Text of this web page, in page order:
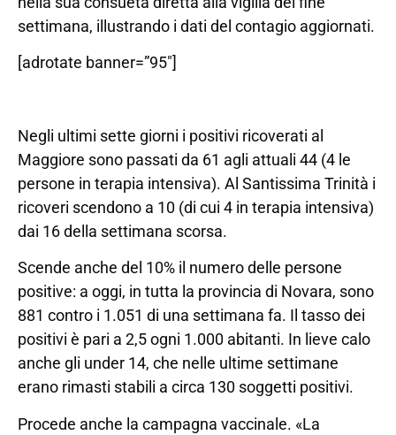
settimana, illustrando i dati del contagio aggiornati.
[adrotate banner=”95″]
Negli ultimi sette giorni i positivi ricoverati al
Maggiore sono passati da 61 agli attuali 44 (4 le
persone in terapia intensiva). Al Santissima Trinità i
ricoveri scendono a 10 (di cui 4 in terapia intensiva)
dai 16 della settimana scorsa.
Scende anche del 10% il numero delle persone
positive: a oggi, in tutta la provincia di Novara, sono
881 contro i 1.051 di una settimana fa. Il tasso dei
positivi è pari a 2,5 ogni 1.000 abitanti. In lieve calo
anche gli under 14, che nelle ultime settimane
erano rimasti stabili a circa 130 soggetti positivi.
Procede anche la campagna vaccinale. «La